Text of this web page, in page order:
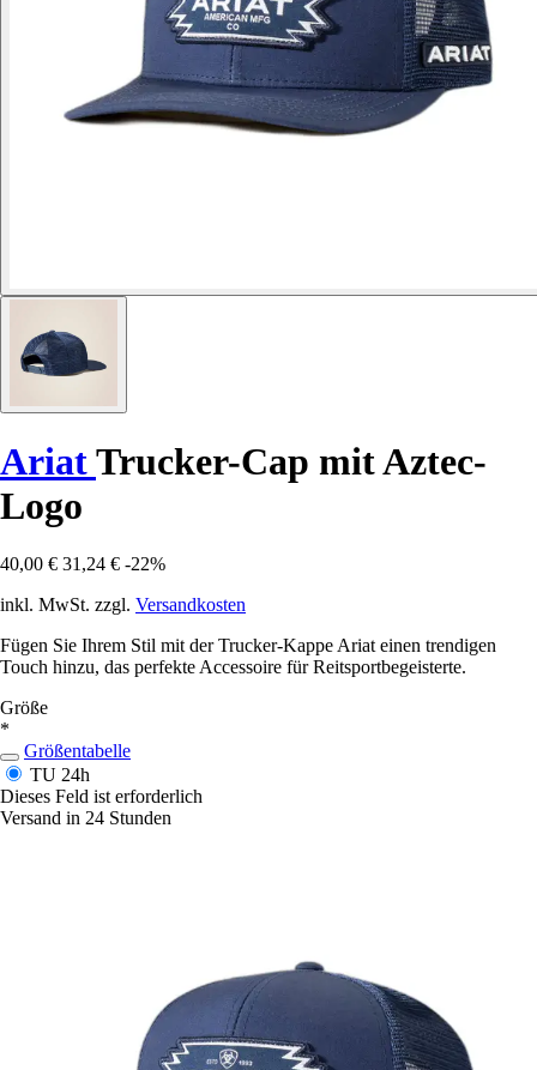
AriatTrucker-Cap mit Aztec-
Logo
40,00 € 31,24 € -22%
inkl. MwSt. zzgl. Versandkosten
Fügen Sie Ihrem Stil mit der Trucker-Kappe Ariat einen trendigen
Touch hinzu, das perfekte Accessoire für Reitsportbegeisterte.
Größe
*
Größentabelle
TU 24h
Dieses Feld ist erforderlich
Versand in 24 Stunden